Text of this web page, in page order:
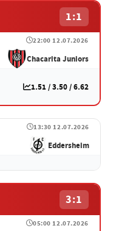
1:1
22:00 12.07.2026
Chacarita Juniors
1.51 / 3.50 / 6.62
13:30 12.07.2026
Eddersheim
3:1
05:00 12.07.2026